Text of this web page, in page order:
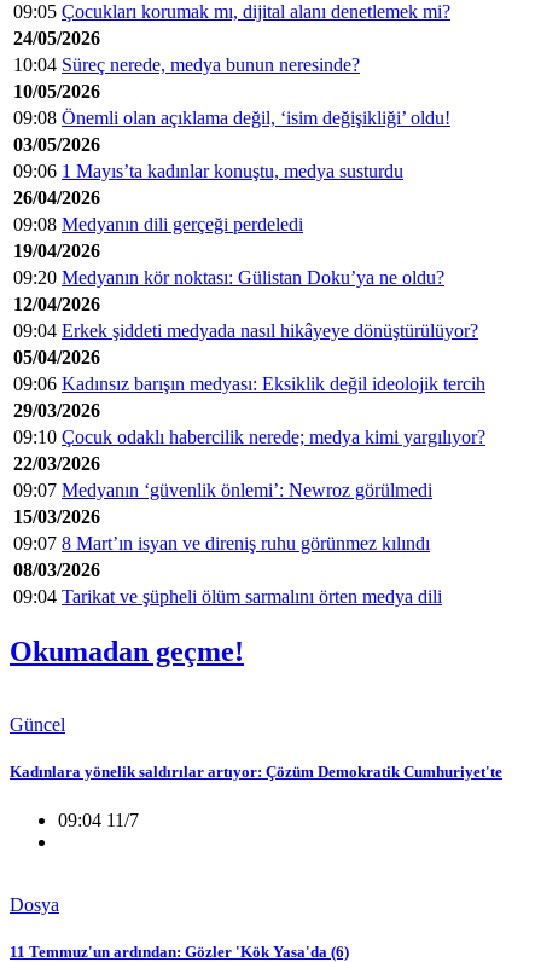
09:05 Çocukları korumak mı, dijital alanı denetlemek mi?
24/05/2026
10:04 Süreç nerede, medya bunun neresinde?
10/05/2026
09:08 Önemli olan açıklama değil, ‘isim değişikliği’ oldu!
03/05/2026
09:06 1 Mayıs’ta kadınlar konuştu, medya susturdu
26/04/2026
09:08 Medyanın dili gerçeği perdeledi
19/04/2026
09:20 Medyanın kör noktası: Gülistan Doku’ya ne oldu?
12/04/2026
09:04 Erkek şiddeti medyada nasıl hikâyeye dönüştürülüyor?
05/04/2026
09:06 Kadınsız barışın medyası: Eksiklik değil ideolojik tercih
29/03/2026
09:10 Çocuk odaklı habercilik nerede; medya kimi yargılıyor?
22/03/2026
09:07 Medyanın ‘güvenlik önlemi’: Newroz görülmedi
15/03/2026
09:07 8 Mart’ın isyan ve direniş ruhu görünmez kılındı
08/03/2026
09:04 Tarikat ve şüpheli ölüm sarmalını örten medya dili
Okumadan geçme!
Güncel
Kadınlara yönelik saldırılar artıyor: Çözüm Demokratik Cumhuriyet'te
09:04 11/7
Dosya
11 Temmuz'un ardından: Gözler 'Kök Yasa'da (6)